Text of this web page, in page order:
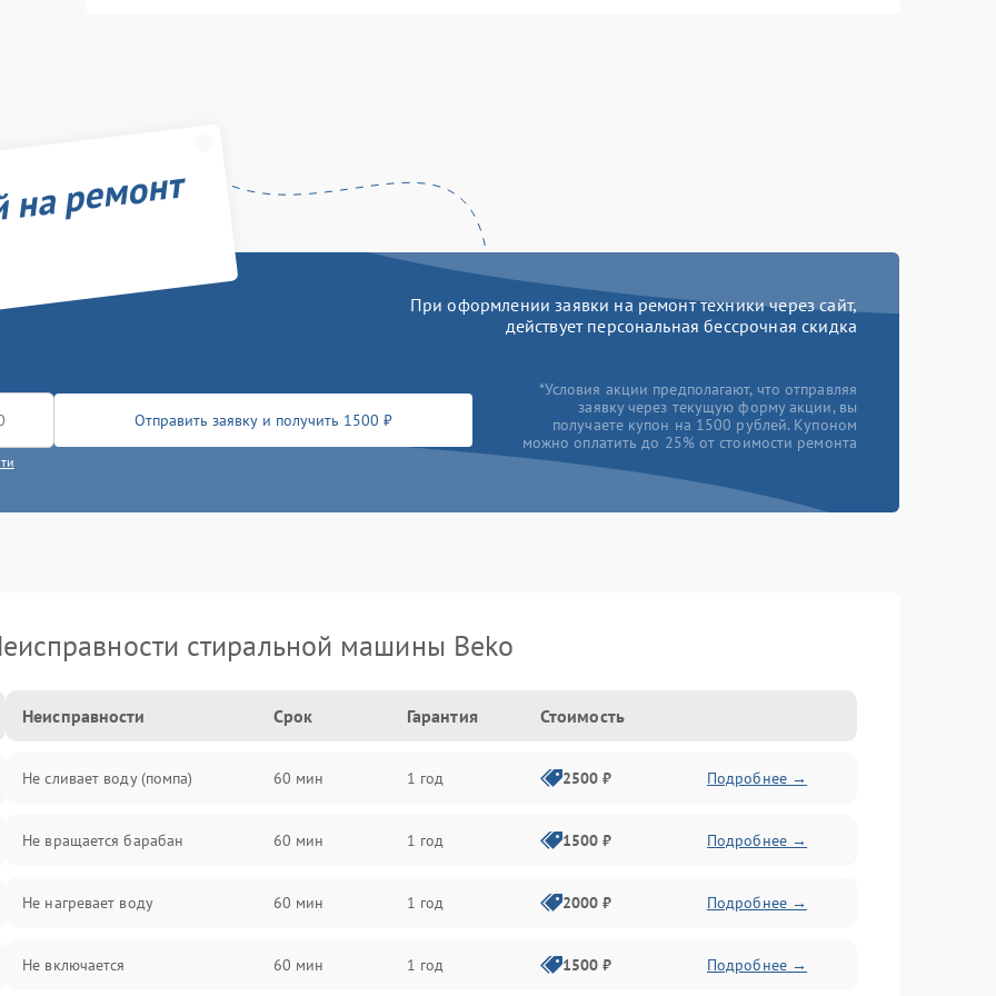
ремонт
При оформлении заявки на ремонт техники через сайт,
действует персональная бессрочная скидка
Отправить заявку и получить 1500 ₽
*Условия акции предполагают, что отправляя
заявку через текущую форму акции, вы
получаете купон на 1500 рублей. Купоном
можно оплатить до 25% от стоимости ремонта
стиральной машины Beko
Неисправности Срок Гарантия Стоимость
Не сливает воду (помпа) 60 мин 1 год 2500 ₽ Подробнее →
Не вращается барабан 60 мин 1 год 1500 ₽ Подробнее →
Не нагревает воду 60 мин 1 год 2000 ₽ Подробнее →
Не включается 60 мин 1 год 1500 ₽ Подробнее →